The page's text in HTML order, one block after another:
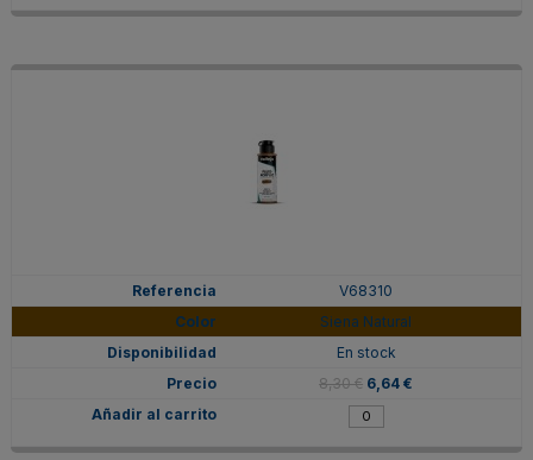
V68310
Siena Natural
En stock
8,30 € 6,64 €